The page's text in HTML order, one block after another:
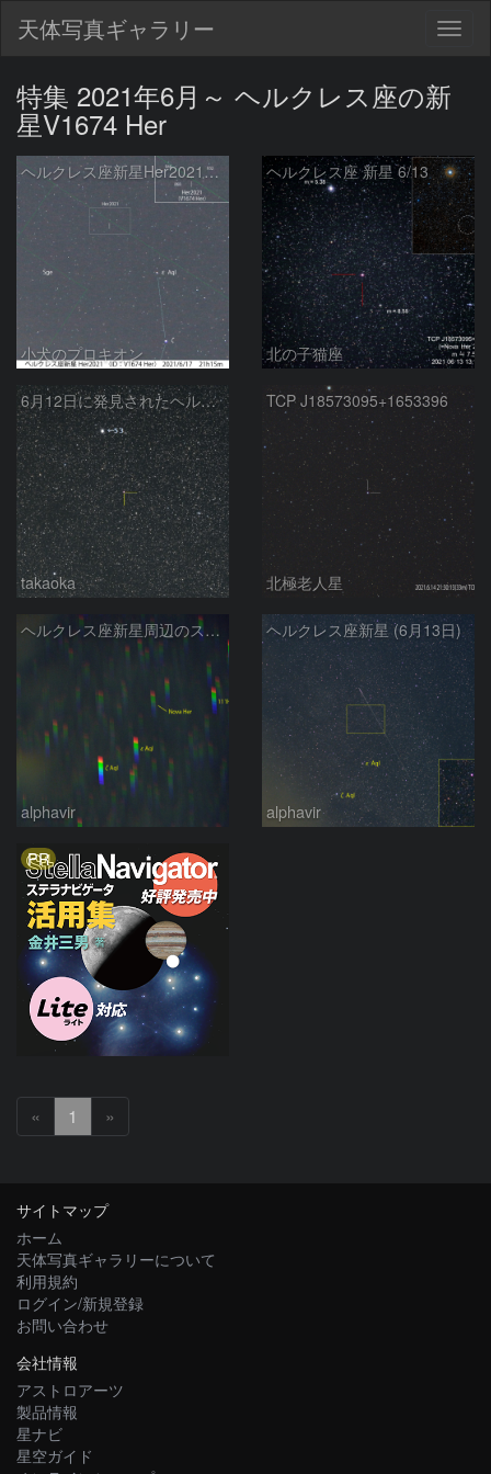
天体写真ギャラリー
特集 2021年6月～ ヘルクレス座の新
星V1674 Her
ヘルクレス座新星Her2021 2021/6/17
小犬のプロキオン
ヘルクレス座 新星 6/13
北の子猫座
6月12日に発見されたヘルクレス座の新星
takaoka
TCP J18573095+1653396
北極老人星
ヘルクレス座新星周辺のスペクトル
alphavir
ヘルクレス座新星 (6月13日)
alphavir
PR
« 1 »
サイトマップ
ホーム
天体写真ギャラリーについて
利用規約
ログイン/新規登録
お問い合わせ
会社情報
アストロアーツ
製品情報
星ナビ
星空ガイド